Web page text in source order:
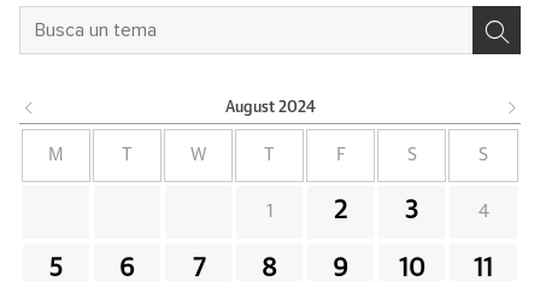
August 2024
M W F S S
1 2 3 4
5 6 7 8 9 10 11